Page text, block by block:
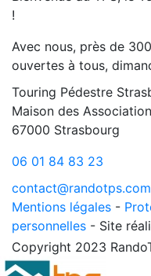
!
Avec nous, près de
ouvertes à tous,
Touring Pédestre
Maison des
67000 Strasbourg
06 01 84 83 23
contact@randotps.com
Mentions légales -
personnelles - Site
Copyright 2023